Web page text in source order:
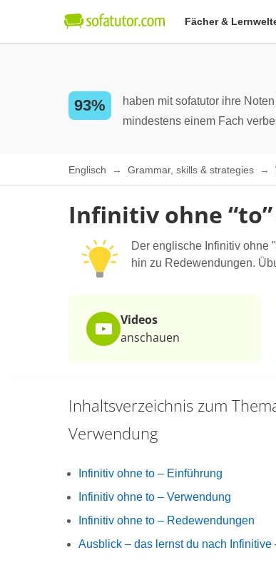
Fächer &
93%
haben mit sofatutor ihre
mindestens einem Fach
Englisch Grammar, skills & strategies
Infinitiv ohne
Der englische Infinitiv ohne
hin zu Redewendungen.
Videos
anschauen
Inhaltsverzeichnis zum
Verwendung
Infinitiv ohne to – Einführung
Infinitiv ohne to – Verwendung
Infinitiv ohne to – Redewendungen
Ausblick – das lernst du nach Infinitive